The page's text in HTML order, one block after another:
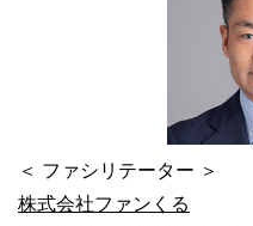
＜ ファシリテーター ＞
株式会社ファンくる